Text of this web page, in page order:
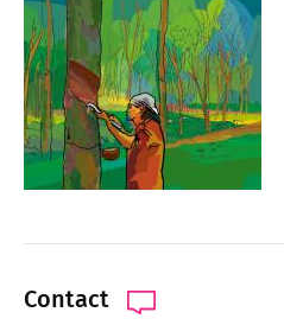
Contact